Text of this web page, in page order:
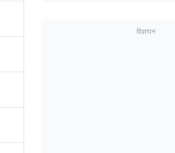
विज्ञापन